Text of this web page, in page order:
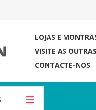
LOJAS E
VISITE AS
CONTACTE-NOS